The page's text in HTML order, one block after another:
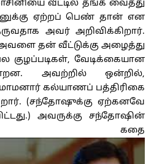
வீட்டில் தங்க வைத்து
ஏற்றப் பெண் தான் என
அவர் அறிவிக்கிறார்.
தன் வீட்டுக்கு அழைத்து
குழப்படிகள், வேடிக்கையான
அவற்றில் ஒன்றில்,
கல்யாணப் பத்திரிகை
(சந்தோஷுக்கு ஏற்கனவே
அவருக்கு சந்தோஷின்
கதை